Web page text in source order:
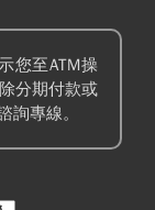
您至ATM操
分期付款或
詢專線。